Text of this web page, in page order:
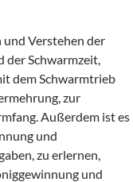
Verstehen der
der Schwarmzeit,
dem Schwarmtrieb
zur
Außerdem ist es
und
zu erlernen,
und